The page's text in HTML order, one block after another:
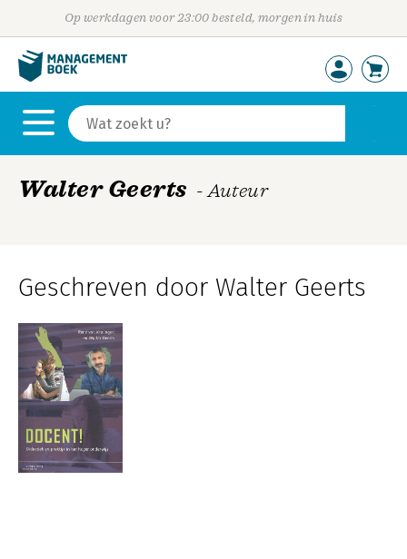
Op werkdagen voor 23:00 besteld, morgen in huis
Walter Geerts - Auteur
Geschreven door Walter Geerts